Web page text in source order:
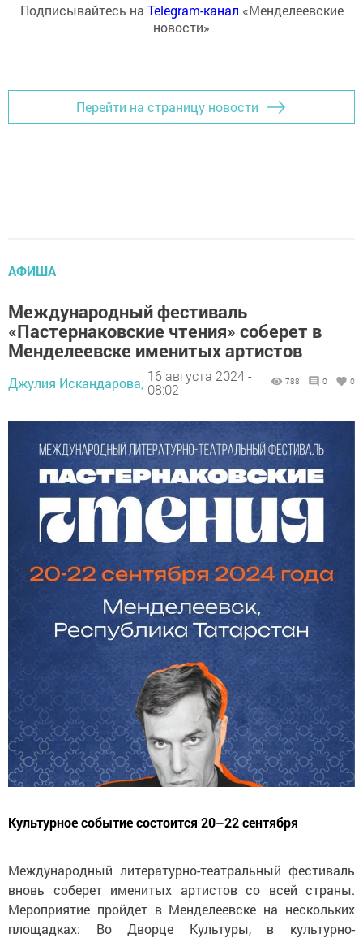
Подписывайтесь на Telegram-канал «Менделеевские
новости»
Перейти на страницу новости
АФИША
Международный фестиваль
«Пастернаковские чтения» соберет в
Менделеевске именитых артистов
Джулия Искандарова, 16 августа 2024 -
08:02
788 0 0
Культурное событие состоится 20–22 сентября
Международный литературно-театральный фестиваль
вновь соберет именитых артистов со всей страны.
Мероприятие пройдет в Менделеевске на нескольких
площадках: Во Дворце Культуры, в культурно-